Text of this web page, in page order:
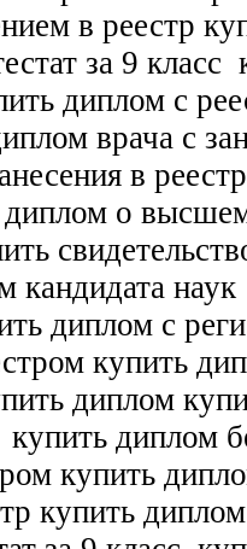
в реестр
за 9 класс
диплом с
врача с
в
диплом о
кандидата наук
диплом с
купить
диплом
купить диплом
купить
купить